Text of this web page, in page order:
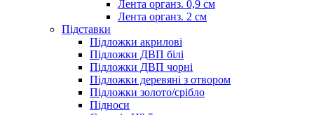
Лента органз. 0,9 см
Лента органз. 2 см
Підставки
Підложки акрилові
Підложки ДВП білі
Підложки ДВП чорні
Підложки деревяні з отвором
Підложки золото/срібло
Підноси